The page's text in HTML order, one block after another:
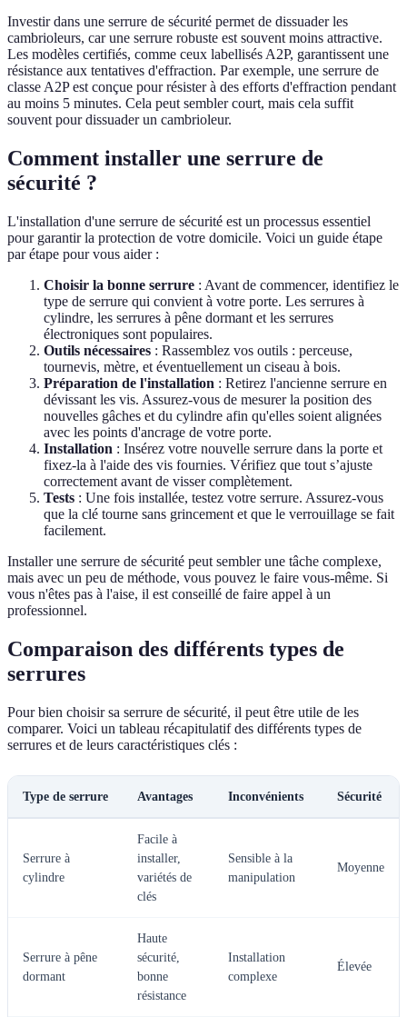
Investir dans une serrure de sécurité permet de dissuader les
cambrioleurs, car une serrure robuste est souvent moins attractive.
Les modèles certifiés, comme ceux labellisés A2P, garantissent une
résistance aux tentatives d'effraction. Par exemple, une serrure de
classe A2P est conçue pour résister à des efforts d'effraction pendant
au moins 5 minutes. Cela peut sembler court, mais cela suffit
souvent pour dissuader un cambrioleur.
Comment installer une serrure de
sécurité ?
L'installation d'une serrure de sécurité est un processus essentiel
pour garantir la protection de votre domicile. Voici un guide étape
par étape pour vous aider :
Choisir la bonne serrure : Avant de commencer, identifiez le
type de serrure qui convient à votre porte. Les serrures à
cylindre, les serrures à pêne dormant et les serrures
électroniques sont populaires.
Outils nécessaires : Rassemblez vos outils : perceuse,
tournevis, mètre, et éventuellement un ciseau à bois.
Préparation de l'installation : Retirez l'ancienne serrure en
dévissant les vis. Assurez-vous de mesurer la position des
nouvelles gâches et du cylindre afin qu'elles soient alignées
avec les points d'ancrage de votre porte.
Installation : Insérez votre nouvelle serrure dans la porte et
fixez-la à l'aide des vis fournies. Vérifiez que tout s’ajuste
correctement avant de visser complètement.
Tests : Une fois installée, testez votre serrure. Assurez-vous
que la clé tourne sans grincement et que le verrouillage se fait
facilement.
Installer une serrure de sécurité peut sembler une tâche complexe,
mais avec un peu de méthode, vous pouvez le faire vous-même. Si
vous n'êtes pas à l'aise, il est conseillé de faire appel à un
professionnel.
Comparaison des différents types de
serrures
Pour bien choisir sa serrure de sécurité, il peut être utile de les
comparer. Voici un tableau récapitulatif des différents types de
serrures et de leurs caractéristiques clés :
Type de serrure Avantages Inconvénients Sécurité
Serrure à
cylindre
Facile à
installer,
variétés de
clés
Sensible à la
manipulation
Moyenne
Serrure à pêne
dormant
Haute
sécurité,
bonne
résistance
Installation
complexe
Élevée